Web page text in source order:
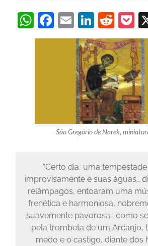
WhatsApp
Facebook
Email
São Gregório de Narek,
“Certo dia, uma
improvisamente e suas águas…
relâmpagos, entoaram uma
frenética e harmoniosa,
suavemente pavorosa… como
pela trombeta de um Arcanjo,
medo e o castigo, diante dos